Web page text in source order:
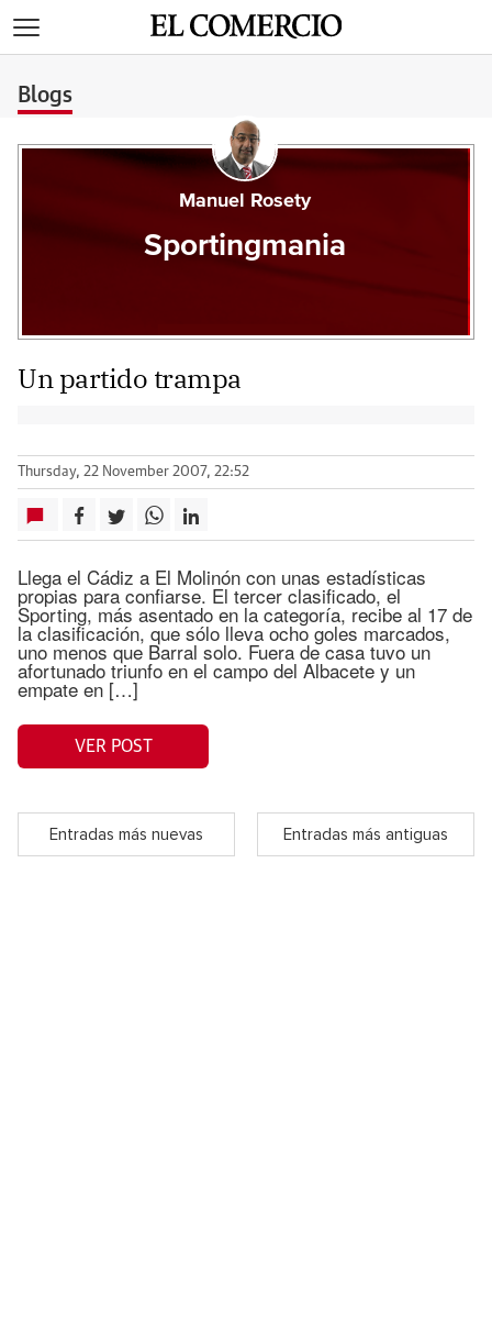
Blogs
Manuel Rosety
Sportingmania
Un partido trampa
Thursday, 22 November 2007, 22:52
Llega el Cádiz a El Molinón con unas estadísticas
propias para confiarse. El tercer clasificado, el
Sporting, más asentado en la categoría, recibe al 17 de
la clasificación, que sólo lleva ocho goles marcados,
uno menos que Barral solo. Fuera de casa tuvo un
afortunado triunfo en el campo del Albacete y un
empate en […]
VER POST
Entradas más nuevas Entradas más antiguas